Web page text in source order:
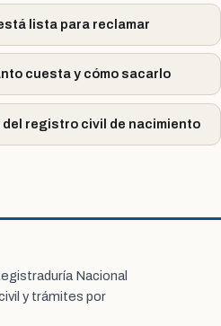
lista para reclamar
cuesta y cómo sacarlo
registro civil de nacimiento
Nacional
y trámites por